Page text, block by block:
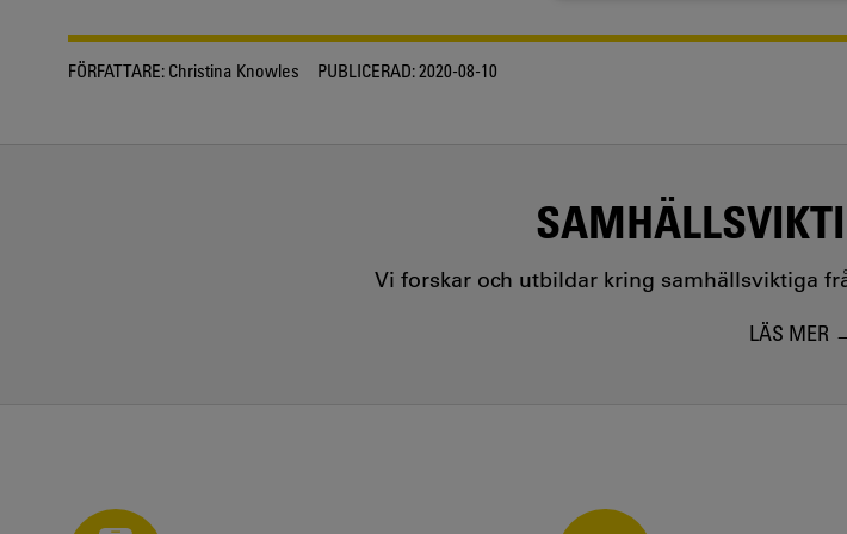
FÖRFATTARE: Christina Knowles PUBLICERAD:2020-08-10
Vi forskar och utbildar kring samhällsviktiga
LÄS MER